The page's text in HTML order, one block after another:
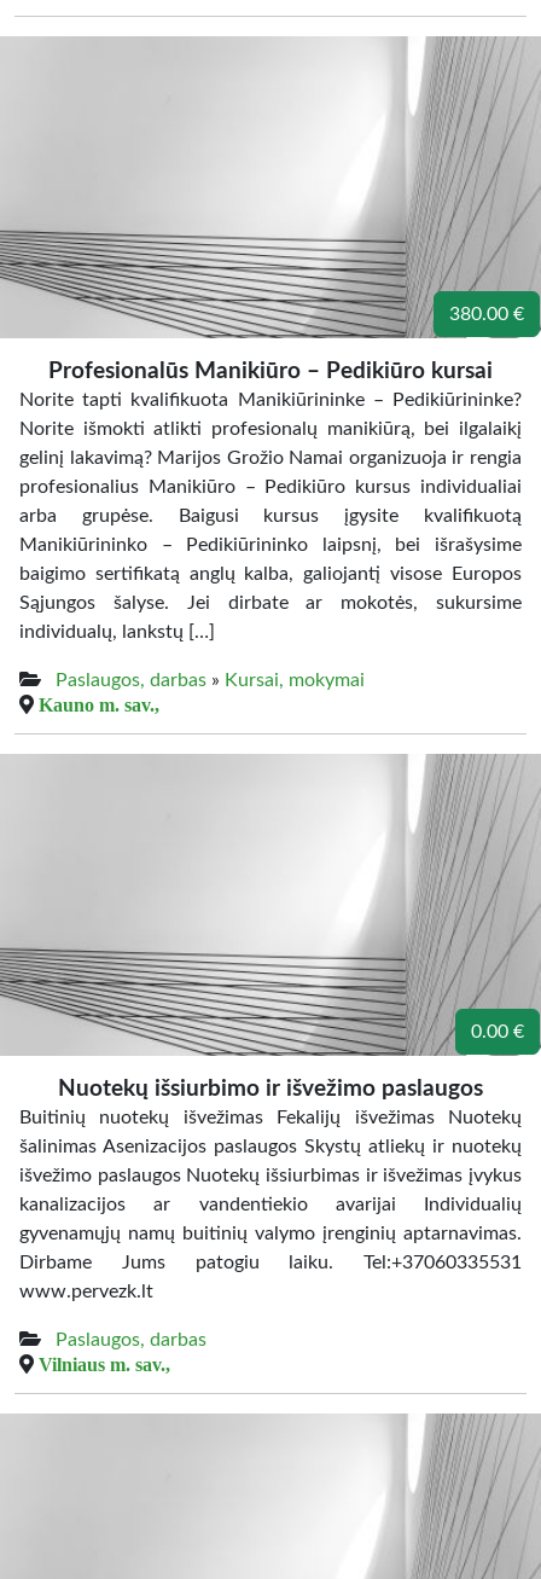
380.00 €
Profesionalūs Manikiūro – Pedikiūro kursai
Norite tapti kvalifikuota Manikiūrininke – Pedikiūrininke?
Norite išmokti atlikti profesionalų manikiūrą, bei ilgalaikį
gelinį lakavimą? Marijos Grožio Namai organizuoja ir rengia
profesionalius Manikiūro – Pedikiūro kursus individualiai
arba grupėse. Baigusi kursus įgysite kvalifikuotą
Manikiūrininko – Pedikiūrininko laipsnį, bei išrašysime
baigimo sertifikatą anglų kalba, galiojantį visose Europos
Sąjungos šalyse. Jei dirbate ar mokotės, sukursime
individualų, lankstų […]
Paslaugos, darbas » Kursai, mokymai
Kauno m. sav.,
0.00 €
Nuotekų išsiurbimo ir išvežimo paslaugos
Buitinių nuotekų išvežimas Fekalijų išvežimas Nuotekų
šalinimas Asenizacijos paslaugos Skystų atliekų ir nuotekų
išvežimo paslaugos Nuotekų išsiurbimas ir išvežimas įvykus
kanalizacijos ar vandentiekio avarijai Individualių
gyvenamųjų namų buitinių valymo įrenginių aptarnavimas.
Dirbame Jums patogiu laiku. Tel:+37060335531
www.pervezk.lt
Paslaugos, darbas
Vilniaus m. sav.,